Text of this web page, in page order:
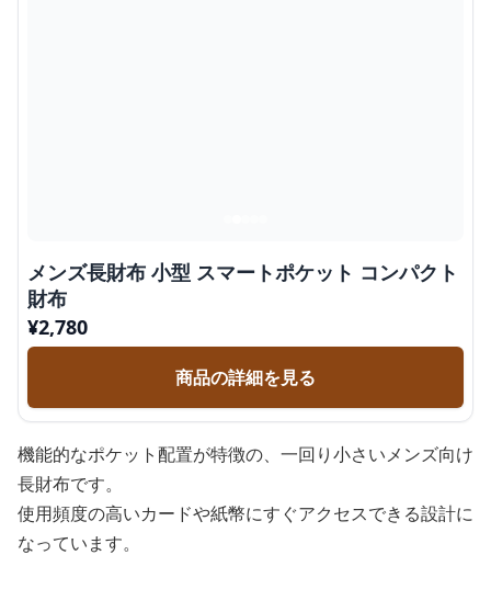
メンズ長財布 小型 スマートポケット コンパクト
財布
¥2,780
商品の詳細を見る
機能的なポケット配置が特徴の、一回り小さいメンズ向け
長財布です。
使用頻度の高いカードや紙幣にすぐアクセスできる設計に
なっています。